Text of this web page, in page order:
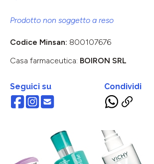
Prodotto non soggetto a reso
Codice Minsan: 800107676
Casa farmaceutica: BOIRON SRL
Seguici su Condividi